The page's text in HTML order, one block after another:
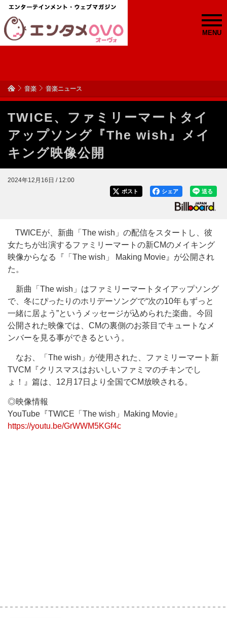
MENU
音楽 音楽ニュース
TWICE、ファミリーマートタイ
アップソング『The wish』メイ
キング映像公開
2024年12月16日 / 12:00
送る
シェア
ポスト
TWICEが、新曲「The wish」の配信をスタートし、彼
女たちが出演するファミリーマートの新CMのメイキング
映像からなる『「The wish」 Making Movie』が公開され
た。
新曲「The wish」はファミリーマートタイアップソング
で、冬にぴったりのホリデーソングで“次の10年もずっと
一緒に居よう”というメッセージが込められた楽曲。今回
公開された映像では、CMの裏側のお茶目でキュートなメ
ンバーを見る事ができるという。
なお、「The wish」が使用された、ファミリーマート新
TVCM『クリスマスはおいしいファミマのチキンでし
ょ！』篇は、12月17日より全国でCM放映される。
◎映像情報
YouTube『TWICE「The wish」Making Movie』
https://youtu.be/GrWWM5KGf4c